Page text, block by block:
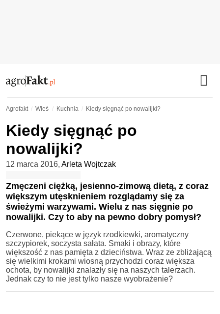
Agrofakt Wieś Kuchnia Kiedy sięgnąć po nowalijki?
Kiedy sięgnąć po
nowalijki?
12 marca 2016, Arleta Wojtczak
Zmęczeni ciężką, jesienno-zimową dietą, z coraz
większym utęsknieniem rozglądamy się za
świeżymi warzywami. Wielu z nas sięgnie po
nowalijki. Czy to aby na pewno dobry pomysł?
Czerwone, piekące w język rzodkiewki, aromatyczny
szczypiorek, soczysta sałata. Smaki i obrazy, które
większość z nas pamięta z dzieciństwa. Wraz ze zbliżającą
się wielkimi krokami wiosną przychodzi coraz większa
ochota, by nowalijki znalazły się na naszych talerzach.
Jednak czy to nie jest tylko nasze wyobrażenie?